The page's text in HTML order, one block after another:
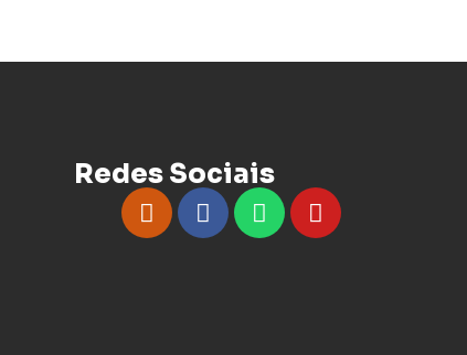
Redes Sociais